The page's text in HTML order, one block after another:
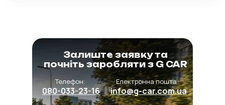
info@g-car.com.ua
Електронна пошта:
080-033-23-16
Телефон:
Залиште заявку та
почніть заробляти з G CAR